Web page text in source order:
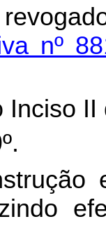
nº
Inciso